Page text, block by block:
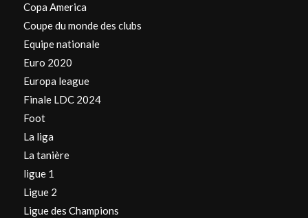
Copa America
Coupe du monde des clubs
Equipe nationale
Euro 2020
Europa league
Finale LDC 2024
Foot
La liga
La tanière
ligue 1
Ligue 2
Ligue des Champions